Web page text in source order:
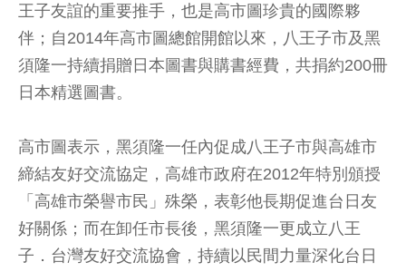
王子友誼的重要推手，也是高市圖珍貴的國際夥
伴；自2014年高市圖總館開館以來，八王子市及黑
須隆一持續捐贈日本圖書與購書經費，共捐約200冊
日本精選圖書。
高市圖表示，黑須隆一任內促成八王子市與高雄市
締結友好交流協定，高雄市政府在2012年特別頒授
「高雄市榮譽市民」殊榮，表彰他長期促進台日友
好關係；而在卸任市長後，黑須隆一更成立八王
子．台灣友好交流協會，持續以民間力量深化台日